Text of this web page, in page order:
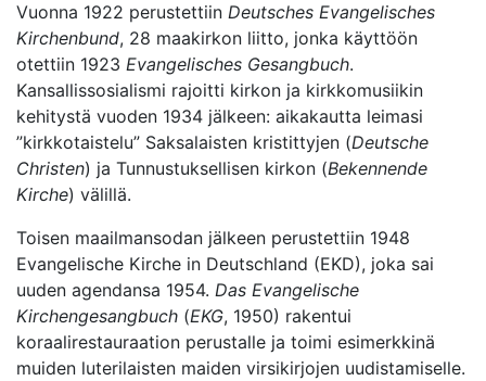
Vuonna 1922 perustettiin Deutsches Evangelisches
Kirchenbund, 28 maakirkon liitto, jonka käyttöön
otettiin 1923 Evangelisches Gesangbuch.
Kansallissosialismi rajoitti kirkon ja kirkkomusiikin
kehitystä vuoden 1934 jälkeen: aikakautta leimasi
”kirkkotaistelu” Saksalaisten kristittyjen (Deutsche
Christen) ja Tunnustuksellisen kirkon (Bekennende
Kirche) välillä.
Toisen maailmansodan jälkeen perustettiin 1948
Evangelische Kirche in Deutschland (EKD), joka sai
uuden agendansa 1954. Das Evangelische
Kirchengesangbuch (EKG, 1950) rakentui
koraalirestauraation perustalle ja toimi esimerkkinä
muiden luterilaisten maiden virsikirjojen uudistamiselle.